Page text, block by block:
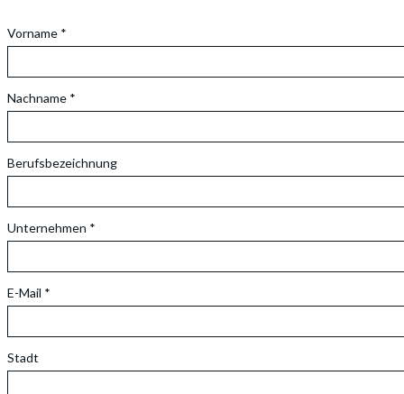
Vorname *
Nachname *
Berufsbezeichnung
Unternehmen *
E-Mail *
Stadt